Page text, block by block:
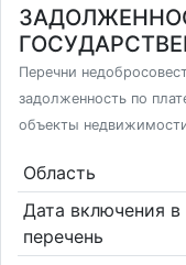
Перечни
задолженность по
объекты
Область
Дата включения в
перечень